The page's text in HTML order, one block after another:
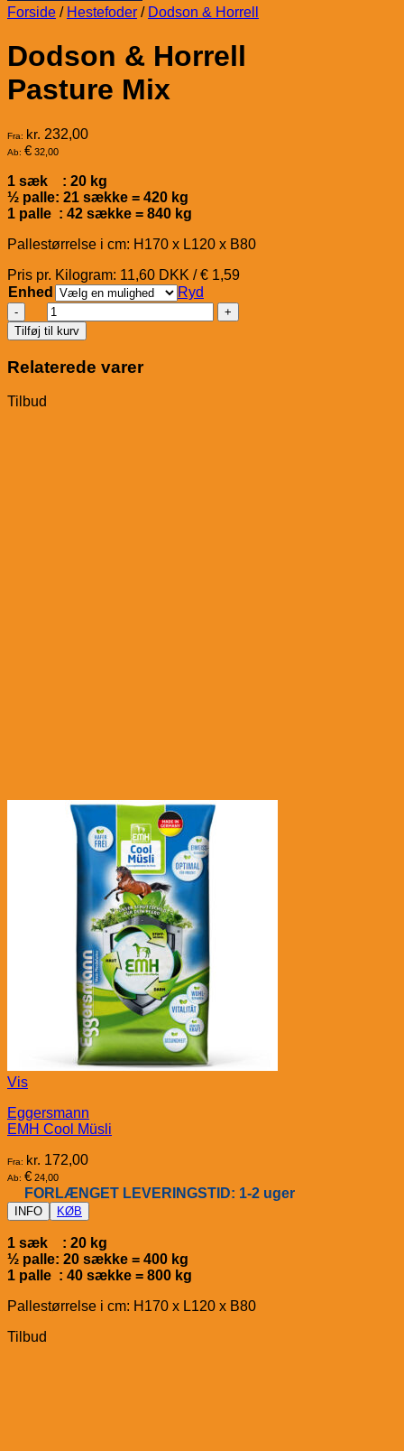
Forside / Hestefoder / Dodson & Horrell
Dodson & Horrell
Pasture Mix
Fra: kr. 232,00
Ab: € 32,00
1 sæk : 20 kg
½ palle: 21 sække = 420 kg
1 palle : 42 sække = 840 kg
Pallestørrelse i cm: H170 x L120 x B80
Pris pr. Kilogram: 11,60 DKK / € 1,59
Enhed
Ryd
Dodson
&
Horrell
Pasture
Mix
Tilføj til kurv
Relaterede varer
Tilbud
Vis
Eggersmann
EMH Cool Müsli
Fra: kr. 172,00
Ab: € 24,00
FORLÆNGET LEVERINGSTID: 1-2 uger
INFO KØB
1 sæk : 20 kg
½ palle: 20 sække = 400 kg
1 palle : 40 sække = 800 kg
Pallestørrelse i cm: H170 x L120 x B80
Tilbud